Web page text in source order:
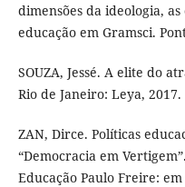
dimensões da ideologia,
educação em Gramsci.
SOUZA, Jessé. A elite do
Rio de Janeiro: Leya, 2017.
ZAN, Dirce. Políticas
“Democracia em
Educação Paulo Freire: